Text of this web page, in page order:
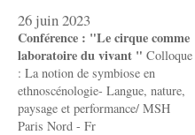
26 juin 2023
Conférence : "Le cirque comme
laboratoire du vivant " Colloque
: La notion de symbiose en
ethnoscénologie- Langue, nature,
paysage et performance/ MSH
Paris Nord - Fr